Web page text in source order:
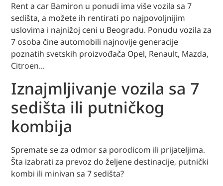
Rent a car Bamiron u ponudi ima više vozila sa 7
sedišta, a možete ih rentirati po najpovoljnijim
uslovima i najnižoj ceni u Beogradu. Ponudu vozila za
7 osoba čine automobili najnovije generacije
poznatih svetskih proizvođača Opel, Renault, Mazda,
Citroen…
Iznajmljivanje vozila sa 7
sedišta ili putničkog
kombija
Spremate se za odmor sa porodicom ili prijateljima.
Šta izabrati za prevoz do željene destinacije, putnički
kombi ili minivan sa 7 sedišta?